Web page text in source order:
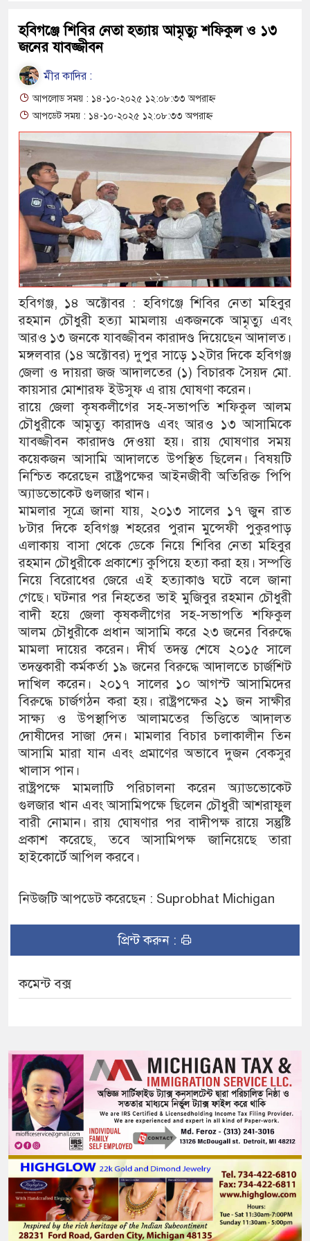
হবিগঞ্জে শিবির নেতা হত্যায় আমৃত্যু শফিকুল ও ১৩
জনের যাবজ্জীবন
মীর কাদির :
আপলোড সময় : ১৪-১০-২০২৫ ১২:০৮:৩৩ অপরাহ্ন
আপডেট সময় : ১৪-১০-২০২৫ ১২:০৮:৩৩ অপরাহ্ন
হবিগঞ্জ, ১৪ অক্টোবর : হবিগঞ্জে শিবির নেতা মহিবুর
রহমান চৌধুরী হত্যা মামলায় একজনকে আমৃত্যু এবং
আরও ১৩ জনকে যাবজ্জীবন কারাদণ্ড দিয়েছেন আদালত।
মঙ্গলবার (১৪ অক্টোবর) দুপুর সাড়ে ১২টার দিকে হবিগঞ্জ
জেলা ও দায়রা জজ আদালতের (১) বিচারক সৈয়দ মো.
কায়সার মোশারফ ইউসুফ এ রায় ঘোষণা করেন।
রায়ে জেলা কৃষকলীগের সহ-সভাপতি শফিকুল আলম
চৌধুরীকে আমৃত্যু কারাদণ্ড এবং আরও ১৩ আসামিকে
যাবজ্জীবন কারাদণ্ড দেওয়া হয়। রায় ঘোষণার সময়
কয়েকজন আসামি আদালতে উপস্থিত ছিলেন। বিষয়টি
নিশ্চিত করেছেন রাষ্ট্রপক্ষের আইনজীবী অতিরিক্ত পিপি
অ্যাডভোকেট গুলজার খান।
মামলার সূত্রে জানা যায়, ২০১৩ সালের ১৭ জুন রাত
৮টার দিকে হবিগঞ্জ শহরের পুরান মুন্সেফী পুকুরপাড়
এলাকায় বাসা থেকে ডেকে নিয়ে শিবির নেতা মহিবুর
রহমান চৌধুরীকে প্রকাশ্যে কুপিয়ে হত্যা করা হয়। সম্পত্তি
নিয়ে বিরোধের জেরে এই হত্যাকাণ্ড ঘটে বলে জানা
গেছে। ঘটনার পর নিহতের ভাই মুজিবুর রহমান চৌধুরী
বাদী হয়ে জেলা কৃষকলীগের সহ-সভাপতি শফিকুল
আলম চৌধুরীকে প্রধান আসামি করে ২৩ জনের বিরুদ্ধে
মামলা দায়ের করেন। দীর্ঘ তদন্ত শেষে ২০১৫ সালে
তদন্তকারী কর্মকর্তা ১৯ জনের বিরুদ্ধে আদালতে চার্জশিট
দাখিল করেন। ২০১৭ সালের ১০ আগস্ট আসামিদের
বিরুদ্ধে চার্জগঠন করা হয়। রাষ্ট্রপক্ষের ২১ জন সাক্ষীর
সাক্ষ্য ও উপস্থাপিত আলামতের ভিত্তিতে আদালত
দোষীদের সাজা দেন। মামলার বিচার চলাকালীন তিন
আসামি মারা যান এবং প্রমাণের অভাবে দুজন বেকসুর
খালাস পান।
রাষ্ট্রপক্ষে মামলাটি পরিচালনা করেন অ্যাডভোকেট
গুলজার খান এবং আসামিপক্ষে ছিলেন চৌধুরী আশরাফুল
বারী নোমান। রায় ঘোষণার পর বাদীপক্ষ রায়ে সন্তুষ্টি
প্রকাশ করেছে, তবে আসামিপক্ষ জানিয়েছে তারা
হাইকোর্টে আপিল করবে।
নিউজটি আপডেট করেছেন : Suprobhat Michigan
প্রিন্ট করুন :
কমেন্ট বক্স